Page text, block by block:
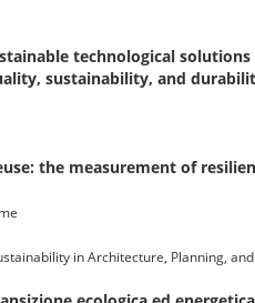
technological
sustainability, and
the measurement of
in Architecture, Planning,